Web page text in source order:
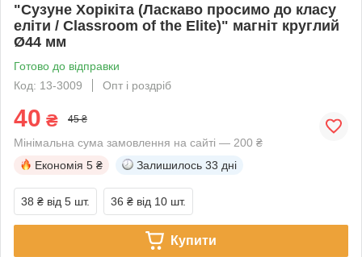
"Сузуне Хорікіта (Ласкаво просимо до класу
еліти / Classroom of the Elite)" магніт круглий
Ø44 мм
Готово до відправки
Код: 13-3009
Опт і роздріб
40 ₴ 45 ₴
Мінімальна сума замовлення на сайті — 200 ₴
Економія 5 ₴ Залишилось 33 дні
38 ₴ від 5 шт. 36 ₴ від 10 шт.
Купити